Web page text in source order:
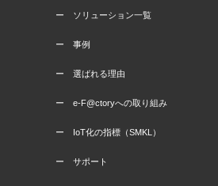
ー ソリューション一覧
ー 事例
ー 選ばれる理由
ー e-F@ctoryへの取り組み
ー IoT化の指標（SMKL）
ー サポート